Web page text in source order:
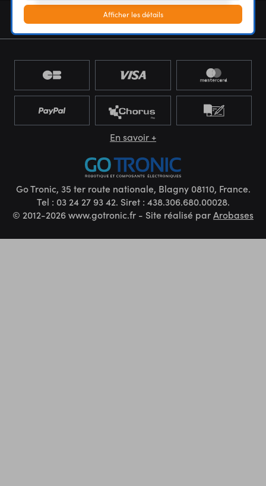
NEWSLETTER
En savoir +
Go Tronic, 35 ter route nationale, Blagny 08110, France.
Tel : 03 24 27 93 42. Siret : 438.306.680.00028.
© 2012-2026 www.gotronic.fr - Site réalisé parArobases
Afficher les détails